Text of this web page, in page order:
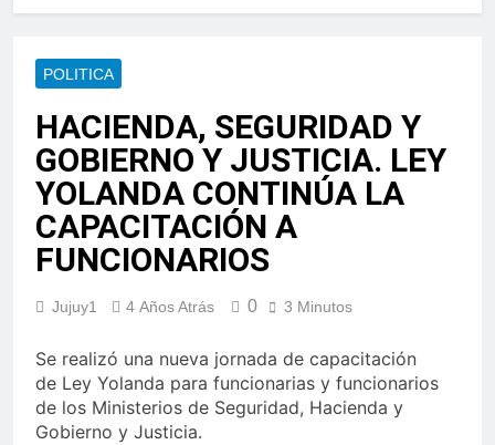
POLITICA
HACIENDA, SEGURIDAD Y
GOBIERNO Y JUSTICIA. LEY
YOLANDA CONTINÚA LA
CAPACITACIÓN A
FUNCIONARIOS
Jujuy1 4 Años Atrás 0 3 Minutos
Se realizó una nueva jornada de capacitación
de Ley Yolanda para funcionarias y funcionarios
de los Ministerios de Seguridad, Hacienda y
Gobierno y Justicia.